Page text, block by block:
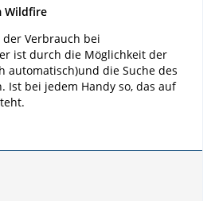
Wildfire
Verbrauch bei
ist durch die Möglichkeit der
automatisch)und die Suche des
Ist bei jedem Handy so, das auf